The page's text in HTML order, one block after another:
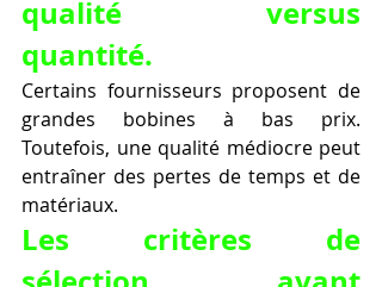
qualité versus
quantité.
Certains fournisseurs proposent de
grandes bobines à bas prix.
Toutefois, une qualité médiocre peut
entraîner des pertes de temps et de
matériaux.
Les critères de